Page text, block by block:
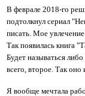
В феврале 2018-го
подтолкнул сериал
писать. Мое
Так появилась книга
Будет называться
всего, второе. Так оно
Я вообще мечтала